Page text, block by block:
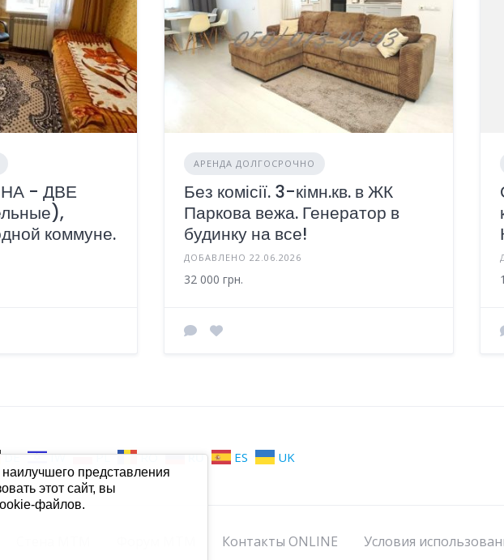
- ДВЕ
коммуне.
АРЕНДА ДОЛГОСРОЧНО
Без комісії. 3-кімн.кв. в ЖК
Паркова вежа. Генератор в
будинку на все!
ДОБАВЛЕНО 22.06.2026
32 000 грн.
DE IW PL RO RU ES UK
Контакты ONLINE Условия
представления
этот сайт, вы
файлов.